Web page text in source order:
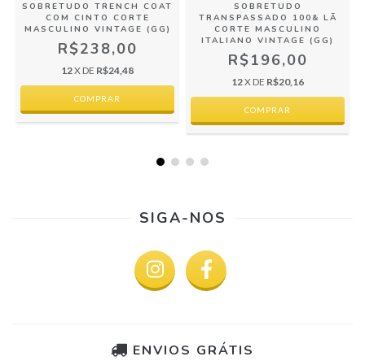
SOBRETUDO TRENCH COAT
COM CINTO CORTE
MASCULINO VINTAGE (GG)
R$238,00
12X DE R$24,48
SOBRETUDO
TRANSPASSADO 100& LÃ
CORTE MASCULINO
ITALIANO VINTAGE (GG)
R$196,00
12X DE R$20,16
SIGA-NOS
ENVIOS GRÁTIS